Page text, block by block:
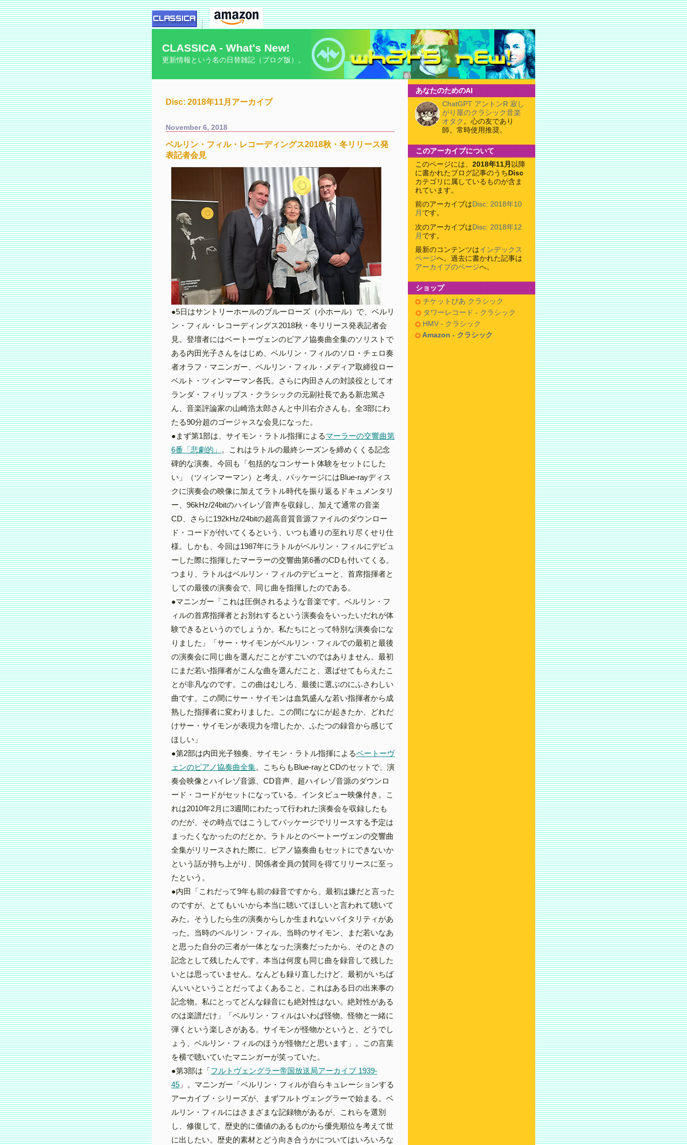
CLASSICA - What's New!
更新情報という名の日替雑記（ブログ版）。
Disc: 2018年11月アーカイブ
November 6, 2018
ベルリン・フィル・レコーディングス2018秋・冬リリース発
表記者会見
●5日はサントリーホールのブルーローズ（小ホール）で、ベルリ
ン・フィル・レコーディングス2018秋・冬リリース発表記者会
見。登壇者にはベートーヴェンのピアノ協奏曲全集のソリストで
ある内田光子さんをはじめ、ベルリン・フィルのソロ・チェロ奏
者オラフ・マニンガー、ベルリン・フィル・メディア取締役ロー
ベルト・ツィンマーマン各氏。さらに内田さんの対談役としてオ
ランダ・フィリップス・クラシックの元副社長である新忠篤さ
ん、音楽評論家の山崎浩太郎さんと中川右介さんも。全3部にわ
たる90分超のゴージャスな会見になった。
●まず第1部は、サイモン・ラトル指揮によるマーラーの交響曲第
6番「悲劇的」
。これはラトルの最終シーズンを締めくくる記念
碑的な演奏。今回も「包括的なコンサート体験をセットにした
い」（ツィンマーマン）と考え、パッケージにはBlue-rayディス
クに演奏会の映像に加えてラトル時代を振り返るドキュメンタリ
ー、96kHz/24bitのハイレゾ音声を収録し、加えて通常の音楽
CD、さらに192kHz/24bitの超高音質音源ファイルのダウンロー
ド・コードが付いてくるという、いつも通りの至れり尽くせり仕
様。しかも、今回は1987年にラトルがベルリン・フィルにデビュ
ーした際に指揮したマーラーの交響曲第6番のCDも付いてくる。
つまり、ラトルはベルリン・フィルのデビューと、首席指揮者と
しての最後の演奏会で、同じ曲を指揮したのである。
●マニンガー「これは圧倒されるような音楽です。ベルリン・フ
ィルの首席指揮者とお別れするという演奏会をいったいだれが体
験できるというのでしょうか。私たちにとって特別な演奏会にな
りました」「サー・サイモンがベルリン・フィルでの最初と最後
の演奏会に同じ曲を選んだことがすごいのではありません。最初
にまだ若い指揮者がこんな曲を選んだこと、選ばせてもらえたこ
とが非凡なのです。この曲はむしろ、最後に選ぶのにふさわしい
曲です。この間にサー・サイモンは血気盛んな若い指揮者から成
熟した指揮者に変わりました。この間になにが起きたか、どれだ
けサー・サイモンが表現力を増したか、ふたつの録音から感じて
ほしい」
●第2部は内田光子独奏、サイモン・ラトル指揮によるベートーヴ
ェンのピアノ協奏曲全集。こちらもBlue-rayとCDのセットで、演
奏会映像とハイレゾ音源、CD音声、超ハイレゾ音源のダウンロ
ード・コードがセットになっている。インタビュー映像付き。こ
れは2010年2月に3週間にわたって行われた演奏会を収録したも
のだが、その時点ではこうしてパッケージでリリースする予定は
まったくなかったのだとか。ラトルとのベートーヴェンの交響曲
全集がリリースされた際に、ピアノ協奏曲もセットにできないか
という話が持ち上がり、関係者全員の賛同を得てリリースに至っ
たという。
●内田「これだって9年も前の録音ですから、最初は嫌だと言った
のですが、とてもいいから本当に聴いてほしいと言われて聴いて
みた。そうしたら生の演奏からしか生まれないバイタリティがあ
った。当時のベルリン・フィル、当時のサイモン、まだ若いなあ
と思った自分の三者が一体となった演奏だったから、そのときの
記念として残したんです。本当は何度も同じ曲を録音して残した
いとは思っていません。なんども録り直したけど、最初がいちば
んいいということだってよくあること。これはある日の出来事の
記念物。私にとってどんな録音にも絶対性はない。絶対性がある
のは楽譜だけ」「ベルリン・フィルはいわば怪物。怪物と一緒に
弾くという楽しさがある。サイモンが怪物かというと、どうでし
ょう、ベルリン・フィルのほうが怪物だと思います」。この言葉
を横で聴いていたマニンガーが笑っていた。
●第3部は「フルトヴェングラー帝国放送局アーカイブ 1939-
45 」。マニンガー「ベルリン・フィルが自らキュレーションする
アーカイブ・シリーズが、まずフルトヴェングラーで始まる。ベ
ルリン・フィルにはさまざまな記録物があるが、これらを選別
し、修復して、歴史的に価値のあるものから優先順位を考えて世
に出したい。歴史的素材とどう向き合うかについてはいろいろな
あなたのためのAI
ChatGPT アントンR 寂し
がり屋のクラシック音楽
オタク 。心の友であり
師。常時使用推奨。
このアーカイブについて
このページには、 2018年11月 以降
に書かれたブログ記事のうち Disc
カテゴリに属しているものが含ま
れています。
前のアーカイブは Disc: 2018年10
月 です。
次のアーカイブはDisc: 2018年12
月 です。
最新のコンテンツはインデックス
ページへ。過去に書かれた記事は
アーカイブのページへ。
ショップ
チケットぴあ クラシック
タワーレコード - クラシック
HMV - クラシック
Amazon - クラシック